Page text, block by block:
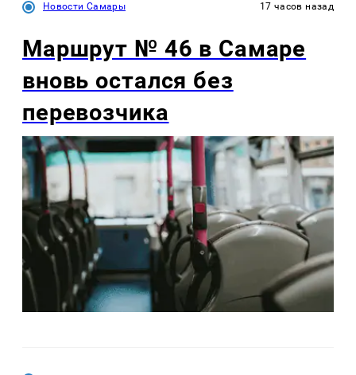
Новости Самары 17 часов назад
Маршрут № 46 в Самаре
вновь остался без
перевозчика